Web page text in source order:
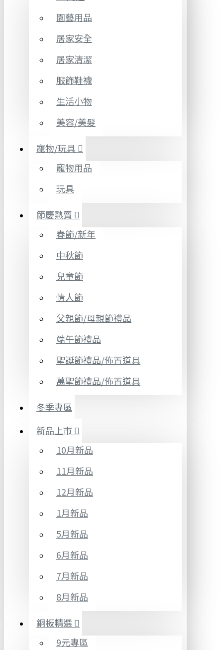
園藝用品
居家安全
居家清潔
服飾鞋襪
生活小物
美容/美髮
寵物/玩具
寵物用品
玩具
節慶熱賣
春節/新年
中秋節
兒童節
情人節
父親節/母親節禮品
端午節禮品
聖誕節禮品/佈置道具
萬聖節禮品/佈置道具
冬季專區
新品上市
10月新品
11月新品
12月新品
1月新品
5月新品
6月新品
7月新品
8月新品
銅板精選
9元專區